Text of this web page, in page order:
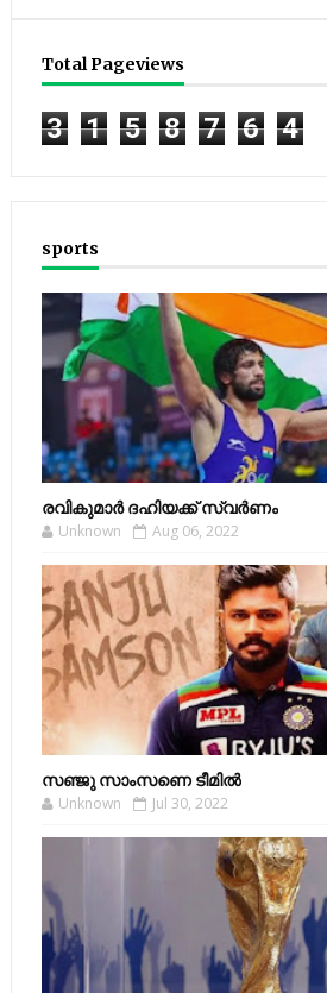
Total Pageviews
3 1 5 8 7 6 4
sports
രവികുമാര്‍ ദഹിയക്ക് സ്വര്‍ണം
Unknown Aug 06, 2022
സഞ്ജു സാംസണെ ടീമില്‍
Unknown Jul 30, 2022